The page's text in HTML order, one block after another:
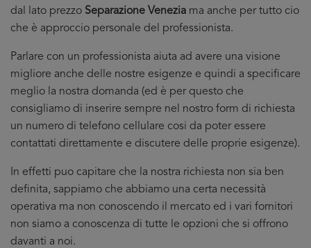
dal lato prezzo Separazione Venezia ma anche per tutto cio
che è approccio personale del professionista.
Parlare con un professionista aiuta ad avere una visione
migliore anche delle nostre esigenze e quindi a specificare
meglio la nostra domanda (ed è per questo che
consigliamo di inserire sempre nel nostro form di richiesta
un numero di telefono cellulare cosi da poter essere
contattati direttamente e discutere delle proprie esigenze).
In effetti puo capitare che la nostra richiesta non sia ben
definita, sappiamo che abbiamo una certa necessità
operativa ma non conoscendo il mercato ed i vari fornitori
non siamo a conoscenza di tutte le opzioni che si offrono
davanti a noi.